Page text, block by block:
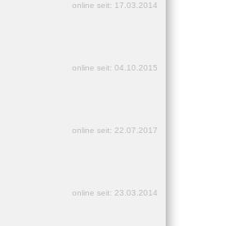
online seit: 17.03.2014
online seit: 04.10.2015
online seit: 22.07.2017
online seit: 23.03.2014